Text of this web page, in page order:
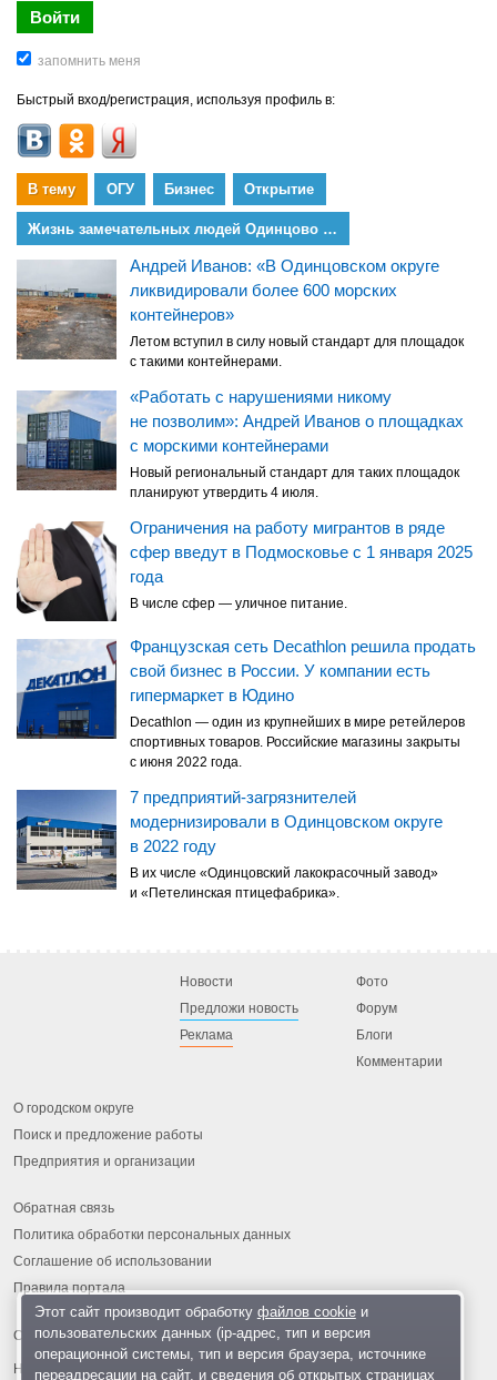
Быстрый вход/регистрация, используя профиль в:
В тему ОГУ Бизнес Открытие
Жизнь замечательных людей Одинцово (ЖЗЛО)
Андрей Иванов: «В Одинцовском округе
ликвидировали более 600 морских
контейнеров»
Летом вступил в силу новый стандарт для площадок
с такими контейнерами.
«Работать с нарушениями никому
не позволим»: Андрей Иванов о площадках
с морскими контейнерами
Новый региональный стандарт для таких площадок
планируют утвердить 4 июля.
Ограничения на работу мигрантов в ряде
сфер введут в Подмосковье с 1 января 2025
года
В числе сфер — уличное питание.
Французская сеть Decathlon решила продать
свой бизнес в России. У компании есть
гипермаркет в Юдино
Decathlon — один из крупнейших в мире ретейлеров
спортивных товаров. Российские магазины закрыты
с июня 2022 года.
7 предприятий-загрязнителей
модернизировали в Одинцовском округе
в 2022 году
В их числе «Одинцовский лакокрасочный завод»
и «Петелинская птицефабрика».
Новости
Предложи новость
Реклама
Фото
Форум
Блоги
Комментарии
О городском округе
Поиск и предложение работы
Предприятия и организации
Обратная связь
Политика обработки персональных данных
Соглашение об использовании
Правила портала
На информационном ресурсе применяются
Этот сайт производит обработку файлов cookieи
пользовательских данных (ip-адрес, тип и версия
операционной системы, тип и версия браузера, источнике
переадресации на сайт, и сведения об открытых страницах